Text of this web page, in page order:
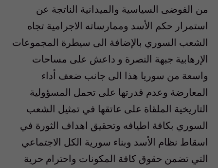
من الفوضى السياسية والميدانية الناتجة عن
استمرار حكم الأسد وممارساته الاجرامية تجاه
الشعب السوري بالإضافة الى سيطرة المجموعات
الإرهابية جبهة النصرة و داعش على مساحات
واسعة من سوريا هذا الى جانب ضعف أداء
المعارضة وعدم قدرتها على تحمل المسؤولية
التاريخية الملقاة على عاتقها في تمثيل الشعب
السوري بكافة اطيافه وتحقيق اهداف الثورة في
اسقاط نظام الأسد وبناء سورية الكل الاجتماعي
التي تضمن حقوق كافة المكونات واحترام حرية